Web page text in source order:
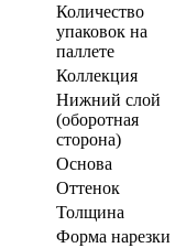
Количество
упаковок на
паллете
Коллекция
Нижний слой
(оборотная
сторона)
Основа
Оттенок
Толщина
Форма нарезки